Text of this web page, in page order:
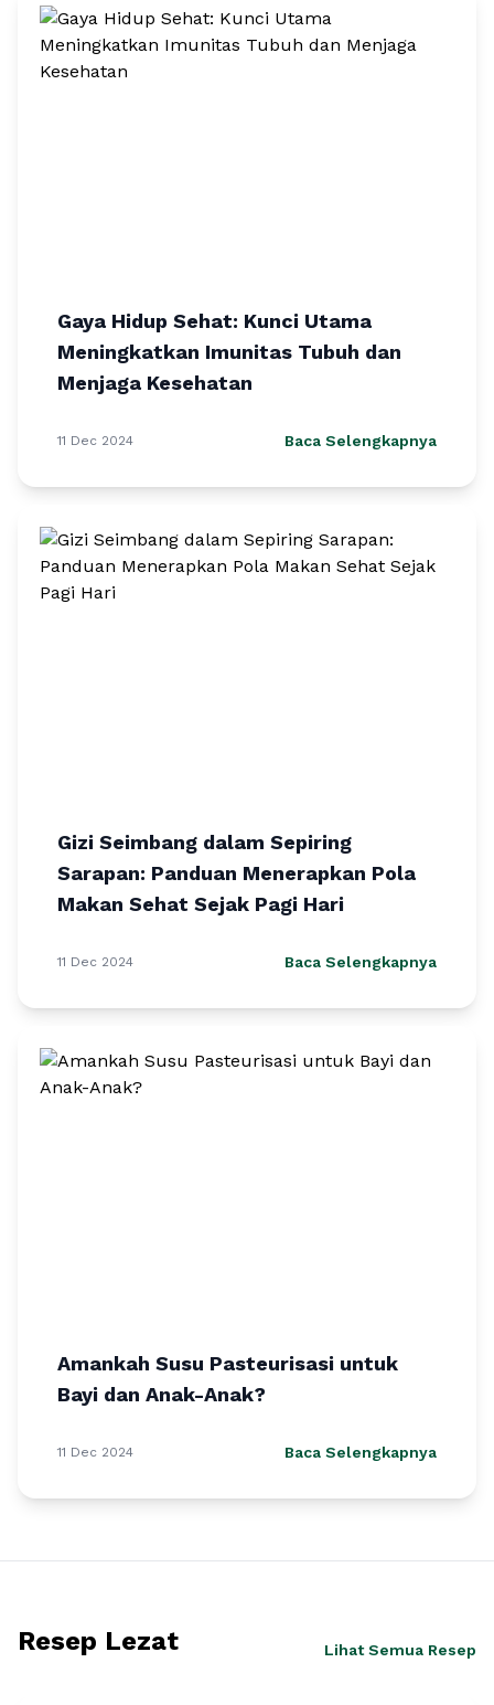
Gaya Hidup Sehat: Kunci Utama
Meningkatkan Imunitas Tubuh dan
Menjaga Kesehatan
11 Dec 2024 Baca Selengkapnya
Gizi Seimbang dalam Sepiring
Sarapan: Panduan Menerapkan Pola
Makan Sehat Sejak Pagi Hari
11 Dec 2024 Baca Selengkapnya
Amankah Susu Pasteurisasi untuk
Bayi dan Anak-Anak?
11 Dec 2024 Baca Selengkapnya
Resep Lezat Lihat Semua Resep